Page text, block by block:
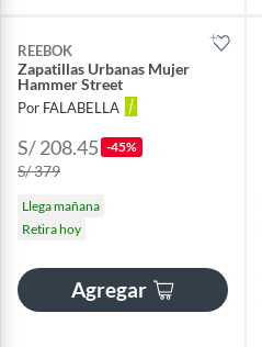
REEBOK
Zapatillas Urbanas Mujer
Hammer Street
Por FALABELLA
S/ 208.45 -45%
S/ 379
Llega mañana
Retira hoy
Agregar